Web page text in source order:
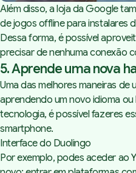
Além disso, a loja da Google
de jogos offlinepara instalares
Dessa forma, é possível
precisar de nenhuma conexão
5. Aprende uma nova
Uma das melhores maneiras de
aprendendo um novo idioma
tecnologia, é possível fazeres
smartphone.
Interface do Duolingo
Por exemplo, podes aceder ao